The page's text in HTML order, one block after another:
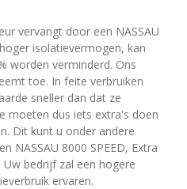
vervangt door een NASSAU
isolatievermogen, kan
worden verminderd. Ons
toe. In feite verbruiken
sneller dan dat ze
moeten dus iets extra's doen
Dit kunt u onder andere
NASSAU 8000 SPEED, Extra
Uw bedrijf zal een hogere
ervaren.